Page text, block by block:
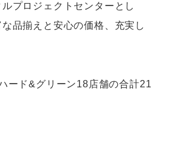
プロジェクトセンターとし
品揃えと安心の価格、充実し
ード&グリーン18店舗の合計21